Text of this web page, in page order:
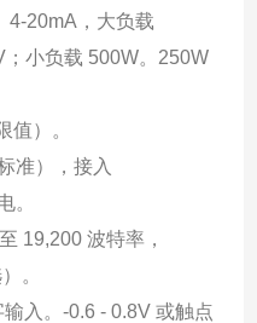
4-20mA，大负载
小负载 500W。250W
值）。
准），接入
。
19,200 波特率，
。
入。-0.6 - 0.8V 或触点